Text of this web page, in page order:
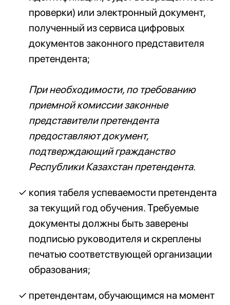
проверки) или электронный документ,
полученный из сервиса цифровых
документов законного представителя
претендента;
При необходимости, по требованию
приемной комиссии законные
представители претендента
предоставляют документ,
подтверждающий гражданство
Республики Казахстан претендента.
копия табеля успеваемости претендента
за текущий год обучения. Требуемые
документы должны быть заверены
подписью руководителя и скреплены
печатью соответствующей организации
образования;
претендентам, обучающимся на момент